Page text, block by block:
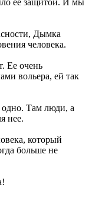
Дымка
человека.
Ее очень
вольера, ей так
одно. Там люди, а
нее.
который
больше не